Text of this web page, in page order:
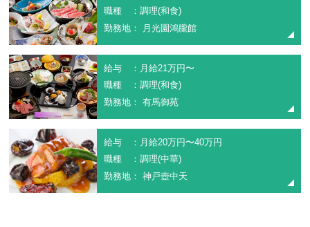
職種 ：調理(和食)
勤務地： 月光園鴻朧館
給与 ：月給21万円〜
職種 ：調理(和食)
勤務地： 有馬御苑
給与 ：月給20万円〜40万円
職種 ：調理(中華)
勤務地： 神戸壺中天